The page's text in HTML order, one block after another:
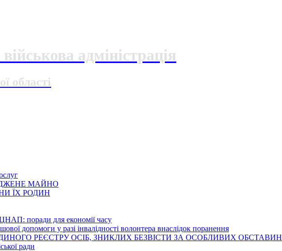
адміністрація
області
МАЙНО
ЇХ РОДИН
поради для економії часу
допомоги у разі інвалідності волонтера внаслідок поранення
РЕЄСТРУ ОСІБ, ЗНИКЛИХ БЕЗВІСТИ ЗА ОСОБЛИВИХ ОБСТАВИН
ради